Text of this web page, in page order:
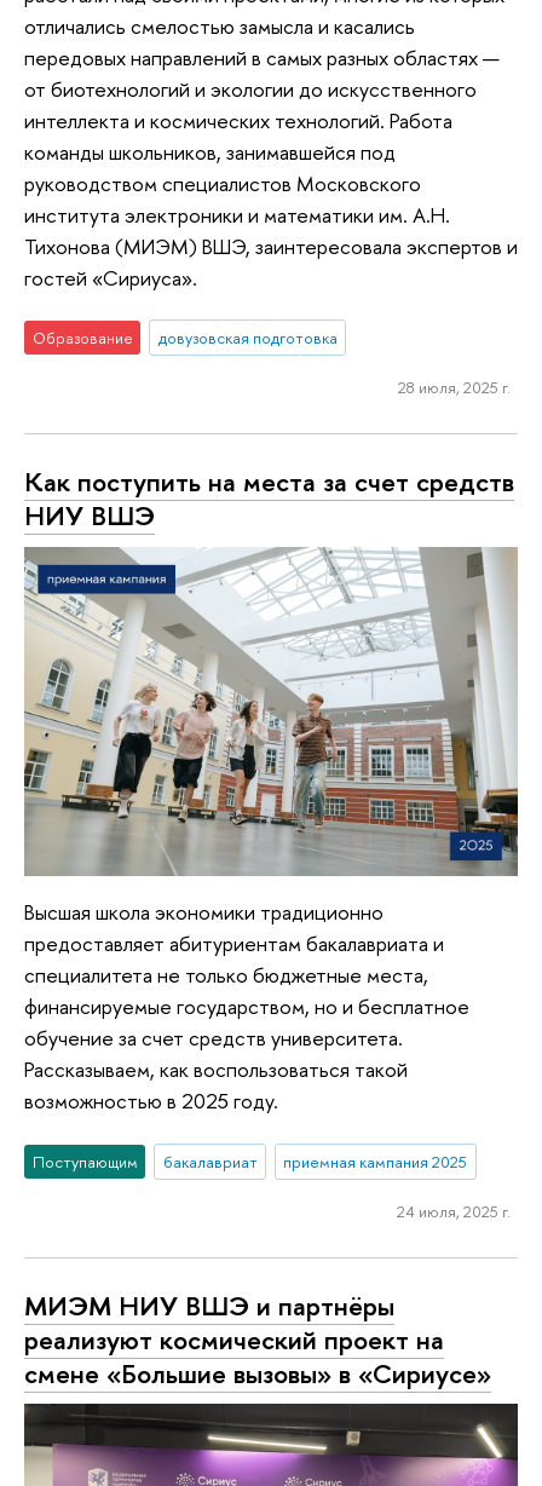
отличались смелостью замысла и касались
передовых направлений в самых разных областях —
от биотехнологий и экологии до искусственного
интеллекта и космических технологий. Работа
команды школьников, занимавшейся под
руководством специалистов Московского
института электроники и математики им. А.Н.
Тихонова (МИЭМ) ВШЭ, заинтересовала экспертов и
гостей «Сириуса».
Образование довузовская подготовка
28 июля, 2025 г.
Как поступить на места за счет средств
НИУ ВШЭ
Высшая школа экономики традиционно
предоставляет абитуриентам бакалавриата и
специалитета не только бюджетные места,
финансируемые государством, но и бесплатное
обучение за счет средств университета.
Рассказываем, как воспользоваться такой
возможностью в 2025 году.
Поступающим бакалавриат приемная кампания 2025
24 июля, 2025 г.
МИЭМ НИУ ВШЭ и партнёры
реализуют космический проект на
смене «Большие вызовы» в «Сириусе»